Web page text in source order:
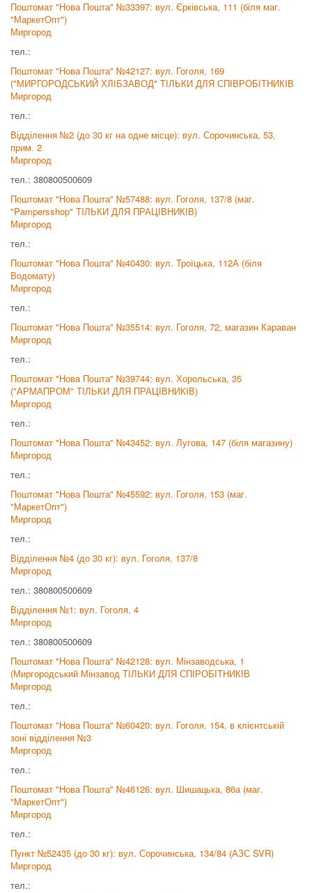
Поштомат "Нова Пошта" №33397: вул. Єрківська, 111 (біля маг.
"МаркетОпт")
Миргород
тел.:
Поштомат "Нова Пошта" №42127: вул. Гоголя, 169
("МИРГОРОДСЬКИЙ ХЛІБЗАВОД" ТІЛЬКИ ДЛЯ СПІВРОБІТНИКІВ
Миргород
тел.:
Відділення №2 (до 30 кг на одне місце): вул. Сорочинська, 53,
прим. 2
Миргород
тел.: 380800500609
Поштомат "Нова Пошта" №57488: вул. Гоголя, 137/8 (маг.
"Pampersshop" ТІЛЬКИ ДЛЯ ПРАЦІВНИКІВ)
Миргород
тел.:
Поштомат "Нова Пошта" №40430: вул. Троїцька, 112А (біля
Водомату)
Миргород
тел.:
Поштомат "Нова Пошта" №35514: вул. Гоголя, 72, магазин Караван
Миргород
тел.:
Поштомат "Нова Пошта" №39744: вул. Хорольська, 35
("АРМАПРОМ" ТІЛЬКИ ДЛЯ ПРАЦІВНИКІВ)
Миргород
тел.:
Поштомат "Нова Пошта" №43452: вул. Лугова, 147 (біля магазину)
Миргород
тел.:
Поштомат "Нова Пошта" №45592: вул. Гоголя, 153 (маг.
"МаркетОпт")
Миргород
тел.:
Відділення №4 (до 30 кг): вул. Гоголя, 137/8
Миргород
тел.: 380800500609
Відділення №1: вул. Гоголя, 4
Миргород
тел.: 380800500609
Поштомат "Нова Пошта" №42128: вул. Мінзаводська, 1
(Миргородський Мінзавод ТІЛЬКИ ДЛЯ СПІРОБІТНИКІВ
Миргород
тел.:
Поштомат "Нова Пошта" №60420: вул. Гоголя, 154, в клієнтській
зоні відділення №3
Миргород
тел.:
Поштомат "Нова Пошта" №46126: вул. Шишацька, 86а (маг.
"МаркетОпт")
Миргород
тел.:
Пункт №52435 (до 30 кг): вул. Сорочинська, 134/84 (АЗС SVR)
Миргород
тел.: